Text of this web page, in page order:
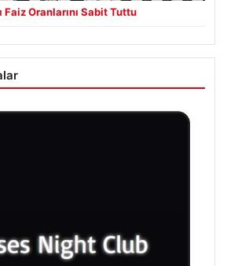
Faiz Oranlarını Sabit Tuttu